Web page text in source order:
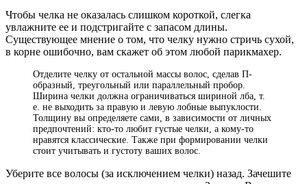
Чтобы челка не оказалась слишком короткой, слегка
увлажните ее и подстригайте с запасом длины.
Существующее мнение о том, что челку нужно стричь сухой,
в корне ошибочно, вам скажет об этом любой парикмахер.
Отделите челку от остальной массы волос, сделав П-
образный, треугольный или параллельный пробор.
Ширина челки должна ограничиваться шириной лба, т.
е. не выходить за правую и левую лобные выпуклости.
Толщину вы определяете сами, в зависимости от личных
предпочтений: кто-то любит густые челки, а кому-то
нравятся классические. Также при формировании челки
стоит учитывать и густоту ваших волос.
Уберите все волосы (за исключением челки) назад. Зачешите